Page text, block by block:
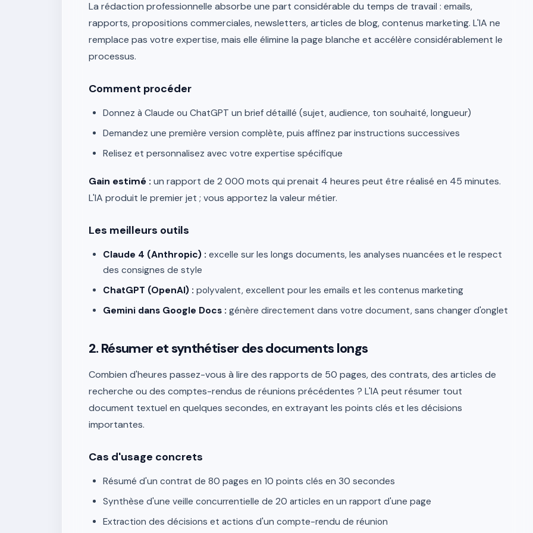
La rédaction professionnelle absorbe une part considérable du temps de travail : emails,
rapports, propositions commerciales, newsletters, articles de blog, contenus marketing. L'IA ne
remplace pas votre expertise, mais elle élimine la page blanche et accélère considérablement le
processus.
Comment procéder
Donnez à Claude ou ChatGPT un brief détaillé (sujet, audience, ton souhaité, longueur)
Demandez une première version complète, puis affinez par instructions successives
Relisez et personnalisez avec votre expertise spécifique
Gain estimé : un rapport de 2 000 mots qui prenait 4 heures peut être réalisé en 45 minutes.
L'IA produit le premier jet ; vous apportez la valeur métier.
Les meilleurs outils
Claude 4 (Anthropic) : excelle sur les longs documents, les analyses nuancées et le respect
des consignes de style
ChatGPT (OpenAI) : polyvalent, excellent pour les emails et les contenus marketing
Gemini dans Google Docs : génère directement dans votre document, sans changer d'onglet
2. Résumer et synthétiser des documents longs
Combien d'heures passez-vous à lire des rapports de 50 pages, des contrats, des articles de
recherche ou des comptes-rendus de réunions précédentes ? L'IA peut résumer tout
document textuel en quelques secondes, en extrayant les points clés et les décisions
importantes.
Cas d'usage concrets
Résumé d'un contrat de 80 pages en 10 points clés en 30 secondes
Synthèse d'une veille concurrentielle de 20 articles en un rapport d'une page
Extraction des décisions et actions d'un compte-rendu de réunion